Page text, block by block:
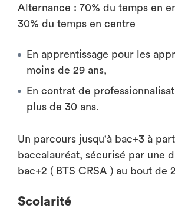
Alternance : 70% du temps en
30% du temps en centre
En apprentissage pour les
moins de 29 ans,
En contrat de
plus de 30 ans.
Un parcours jusqu'à bac+3 à
baccalauréat, sécurisé par une
bac+2 ( BTS CRSA ) au bout de
Scolarité